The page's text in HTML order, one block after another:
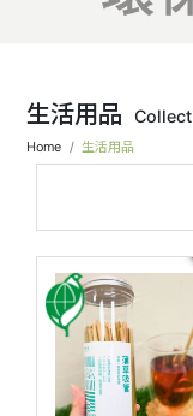
生活用品
Home 生活用品